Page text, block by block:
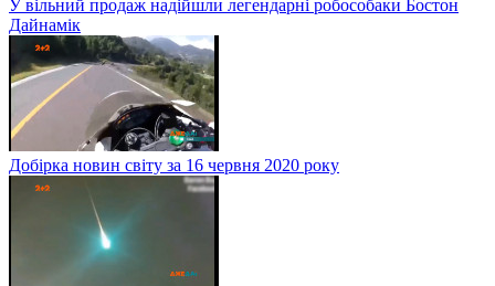
У вільний продаж надійшли легендарні робособаки Бостон
Дайнамік
Добірка новин світу за 16 червня 2020 року